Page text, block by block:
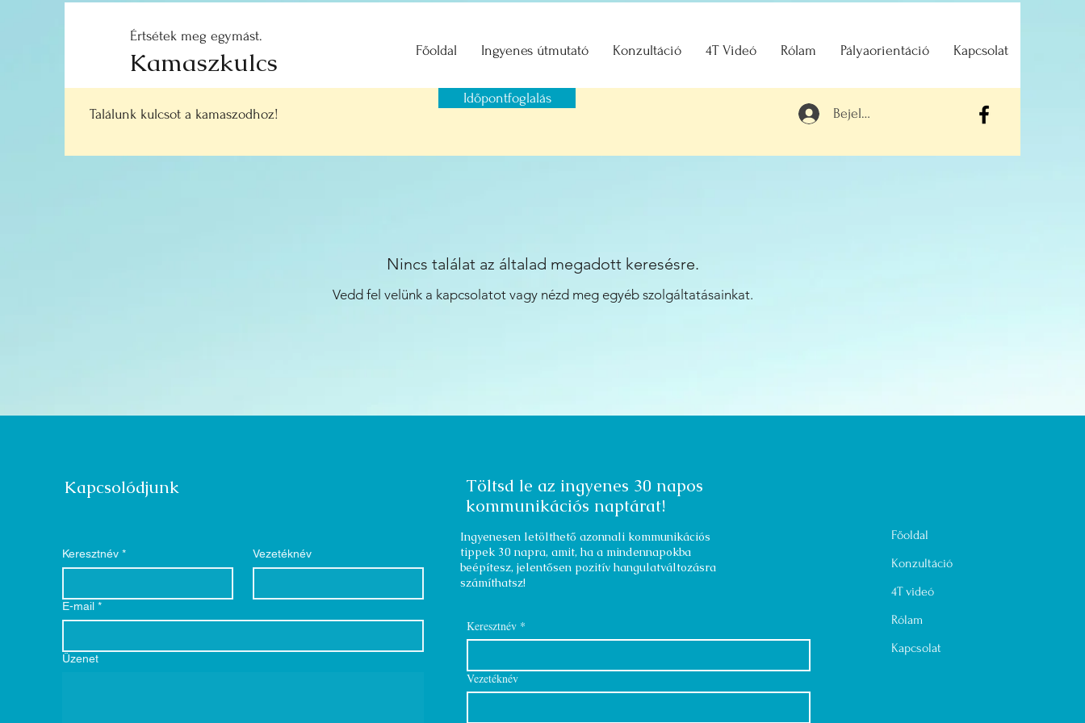
Értsétek meg egymást.
Kamaszkulcs Főoldal Ingyenes útmutató Konzultáció 4T Videó Rólam Pályaorientáció Kapcsolat
Találunk kulcsot a kamaszodhoz!
Időpontfoglalás
Bejelentkezés
Nincs találat az általad megadott keresésre.
Vedd fel velünk a kapcsolatot vagy nézd meg egyéb szolgáltatásainkat.
Kapcsolódjunk
Keresztnév * Vezetéknév
E-mail *
Üzenet
Töltsd le az ingyenes 30 napos
kommunikációs naptárat!
Keresztnév *
Vezetéknév
Főoldal
Konzultáció
4T videó
Rólam
Kapcsolat
Ingyenesen letölthető azonnali kommunikációs
tippek 30 napra, amit, ha a mindennapokba
beépítesz, jelentősen pozitív hangulatváltozásra
számíthatsz!